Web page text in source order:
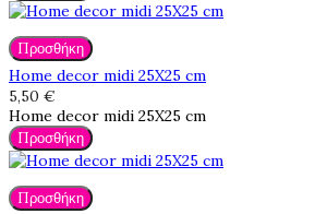
Προσθήκη
Home decor midi 25X25 cm
5,50 €
Home decor midi 25X25 cm
Προσθήκη
Προσθήκη